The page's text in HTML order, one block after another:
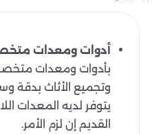
أدوات ومعدات
بأدوات ومعدات
وتجميع الأثاث بدقة
يتوفر لديه المعدات
القديم إن لزم الأمر.